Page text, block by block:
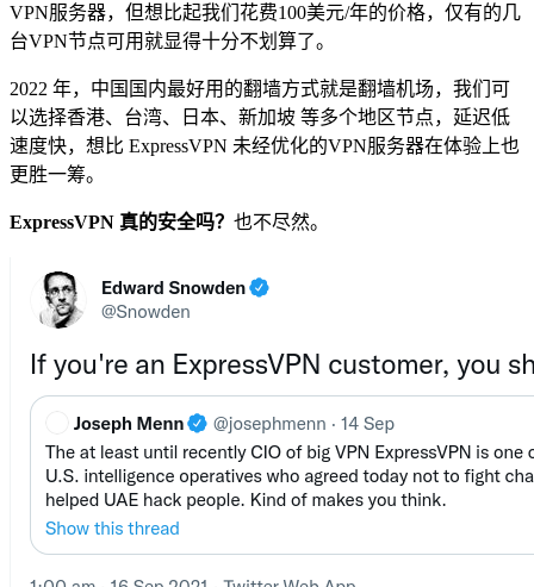
VPN服务器，但想比起我们花费100美元/年的价格，仅有的几
台VPN节点可用就显得十分不划算了。
2022 年，中国国内最好用的翻墙方式就是翻墙机场，我们可
以选择香港、台湾、日本、新加坡 等多个地区节点，延迟低
速度快，想比 ExpressVPN 未经优化的VPN服务器在体验上也
更胜一筹。
ExpressVPN 真的安全吗？ 也不尽然。